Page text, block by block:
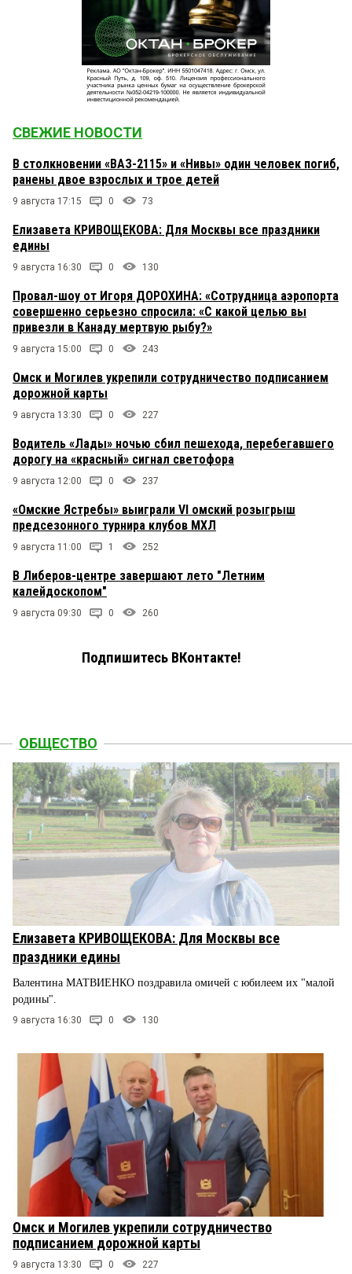
СВЕЖИЕ НОВОСТИ
В столкновении «ВАЗ-2115» и «Нивы» один человек погиб,
ранены двое взрослых и трое детей
9 августа 17:15 0 73
Елизавета КРИВОЩЕКОВА: Для Москвы все праздники
едины
9 августа 16:30 0 130
Провал-шоу от Игоря ДОРОХИНА: «Сотрудница аэропорта
совершенно серьезно спросила: «С какой целью вы
привезли в Канаду мертвую рыбу?»
9 августа 15:00 0 243
Омск и Могилев укрепили сотрудничество подписанием
дорожной карты
9 августа 13:30 0 227
Водитель «Лады» ночью сбил пешехода, перебегавшего
дорогу на «красный» сигнал светофора
9 августа 12:00 0 237
«Омские Ястребы» выиграли VI омский розыгрыш
предсезонного турнира клубов МХЛ
9 августа 11:00 1 252
В Либеров-центре завершают лето "Летним
калейдоскопом"
9 августа 09:30 0 260
Подпишитесь ВКонтакте!
ОБЩЕСТВО
Елизавета КРИВОЩЕКОВА: Для Москвы все
праздники едины
Валентина МАТВИЕНКО поздравила омичей с юбилеем их "малой
родины".
9 августа 16:30 0 130
Омск и Могилев укрепили сотрудничество
подписанием дорожной карты
9 августа 13:30 0 227